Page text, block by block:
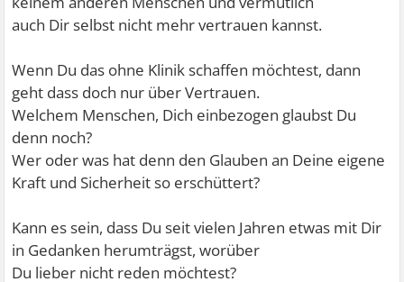
auch Dir selbst nicht mehr vertrauen kannst.
Wenn Du das ohne Klinik schaffen möchtest, dann
geht dass doch nur über Vertrauen.
Welchem Menschen, Dich einbezogen glaubst Du
denn noch?
Wer oder was hat denn den Glauben an Deine eigene
Kraft und Sicherheit so erschüttert?
Kann es sein, dass Du seit vielen Jahren etwas mit Dir
in Gedanken herumträgst, worüber
Du lieber nicht reden möchtest?